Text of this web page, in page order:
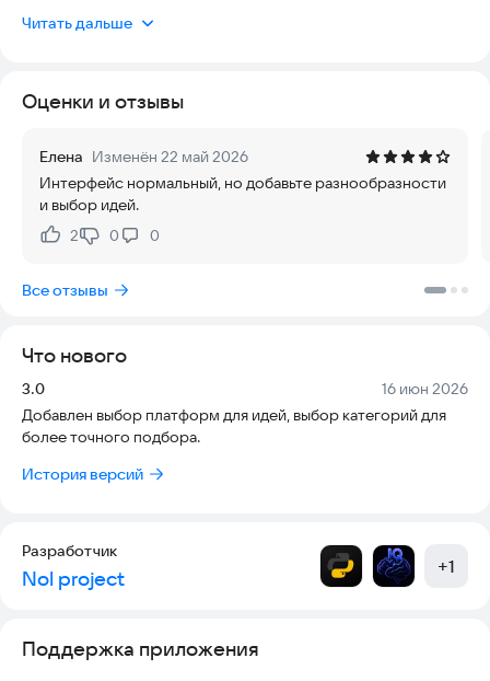
нажатию кнопки!
Читать дальше
Оценки и отзывы
Елена Изменён 22 май 2026
Интерфейс нормальный, но добавьте разнообразности
и выбор идей.
Нравится:
2Не нравится:
0 0
Все отзывы
Что нового
Версия:
3.0 Дата:
16 июн 2026
Добавлен выбор платформ для идей, выбор категорий для
более точного подбора.
История версий
Разработчик
Nol project +1
Поддержка приложения